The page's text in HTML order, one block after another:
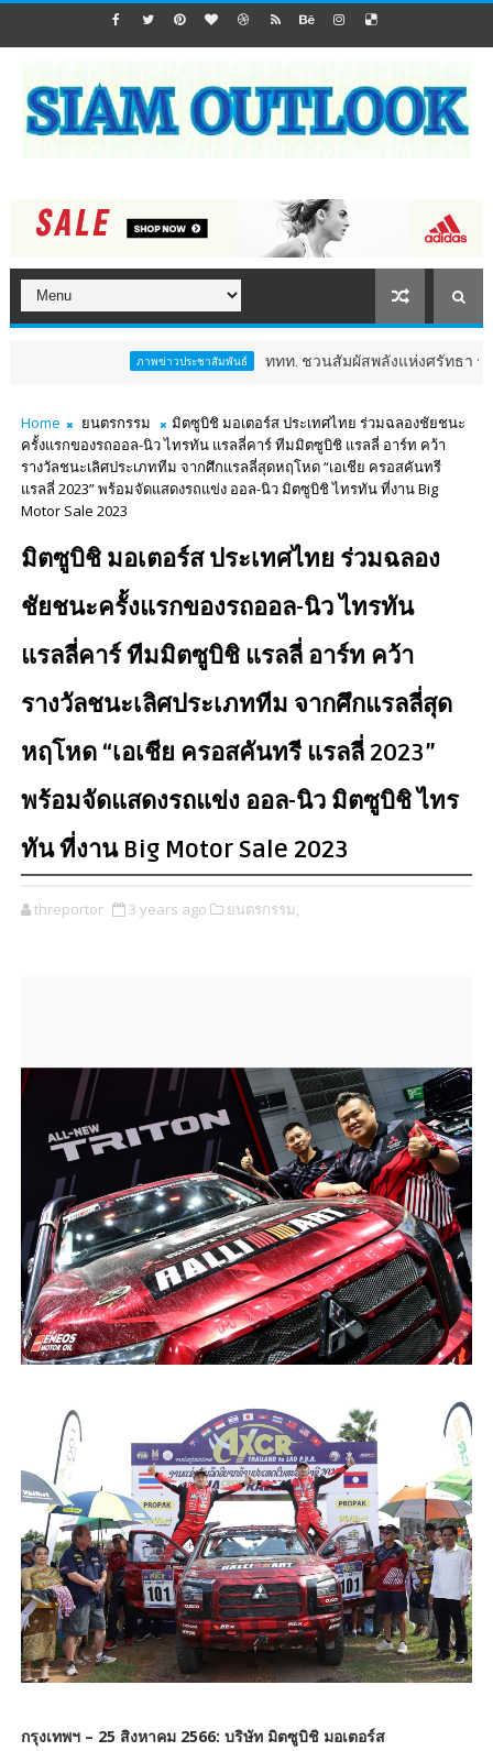
ภาพข่าวประชาสัมพันธ์ ททท. ชวนสัมผัสพลังแห่งศรัทธา ร่วมงาน "ห่
Home ยนตรกรรม
มิตซูบิชิ มอเตอร์ส ประเทศไทย ร่วมฉลองชัยชนะ
ครั้งแรกของรถออล-นิว ไทรทัน แรลลี่คาร์ ทีมมิตซูบิชิ แรลลี่ อาร์ท คว้า
รางวัลชนะเลิศประเภททีม จากศึกแรลลี่สุดหฤโหด “เอเชีย ครอสคันทรี
แรลลี่ 2023” พร้อมจัดแสดงรถแข่ง ออล-นิว มิตซูบิชิ ไทรทัน ที่งาน Big
Motor Sale 2023
มิตซูบิชิ มอเตอร์ส ประเทศไทย ร่วมฉลอง
ชัยชนะครั้งแรกของรถออล-นิว ไทรทัน
แรลลี่คาร์ ทีมมิตซูบิชิ แรลลี่ อาร์ท คว้า
รางวัลชนะเลิศประเภททีม จากศึกแรลลี่สุด
หฤโหด “เอเชีย ครอสคันทรี แรลลี่ 2023”
พร้อมจัดแสดงรถแข่ง ออล-นิว มิตซูบิชิ ไทร
ทัน ที่งาน Big Motor Sale 2023
threportor 3 years ago ยนตรกรรม,
กรุงเทพฯ – 25 สิงหาคม 2566: บริษัท มิตซูบิชิ มอเตอร์ส